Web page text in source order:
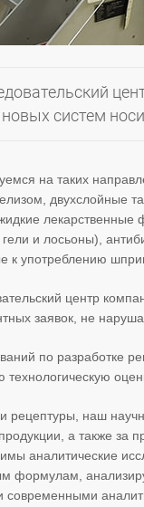
систем
на таких
двухслойные
и лосьоны),
к употреблению
центр
заявок, не
по разработке
технологическую
рецептуры, наш
а также за
аналитические
формулам,